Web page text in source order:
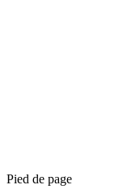
Pied de page